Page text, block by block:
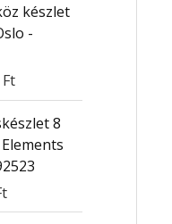
készlet
-
Ft
8